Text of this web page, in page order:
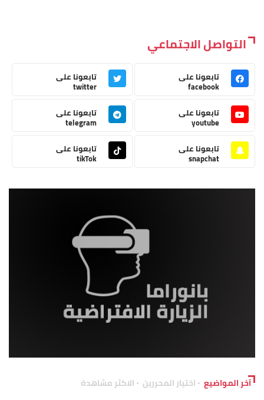
التواصل الاجتماعي
تابعونا على
facebook
تابعونا على
twitter
تابعونا على
youtube
تابعونا على
telegram
تابعونا على
snapchat
تابعونا على
tikTok
آخر المواضيع اختيار المحررين الاكثر مشاهدة